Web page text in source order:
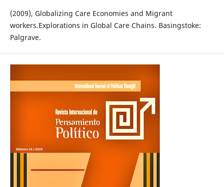
(2009), Globalizing Care Economies and Migrant
workers.Explorations in Global Care Chains. Basingstoke:
Palgrave.